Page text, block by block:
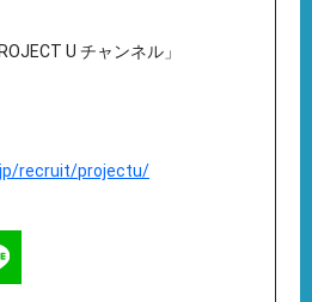
U チャンネル」
recruit/projectu/